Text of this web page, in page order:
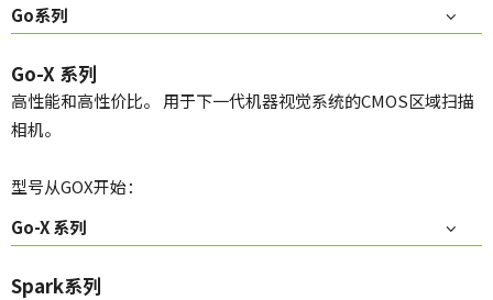
Go系列
Go-X 系列
高性能和高性价比。 用于下一代机器视觉系统的CMOS区域扫描
相机。
型号从GOX开始：
Go-X 系列
Spark系列